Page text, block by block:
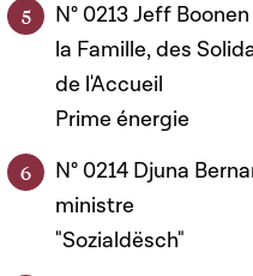
N° 0213 Jeff
la Famille, des
de l'Accueil
Prime énergie
N° 0214 Djuna
ministre
"Sozialdësch"